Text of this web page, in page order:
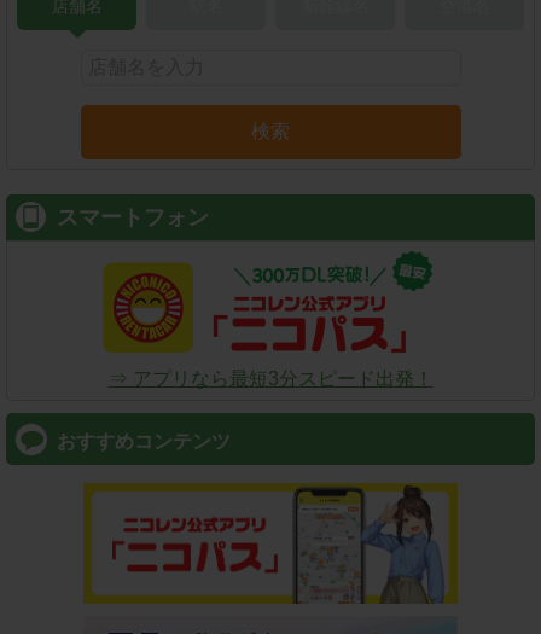
店舗名
検索
スマートフォン
⇒ アプリなら最短3分スピード出発！
おすすめコンテンツ